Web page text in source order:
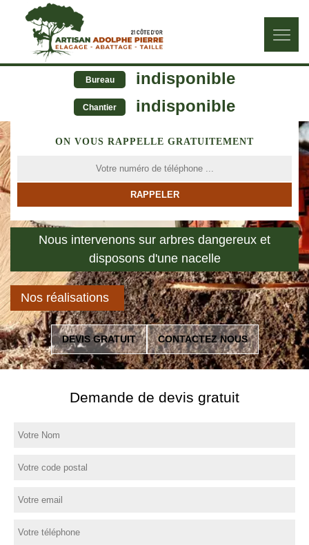
Bureau indisponible
Chantier indisponible
ON VOUS RAPPELLE GRATUITEMENT
Nous intervenons sur arbres dangereux et
disposons d'une nacelle
Nos réalisations
DEVIS GRATUIT CONTACTEZ NOUS
Demande de devis gratuit